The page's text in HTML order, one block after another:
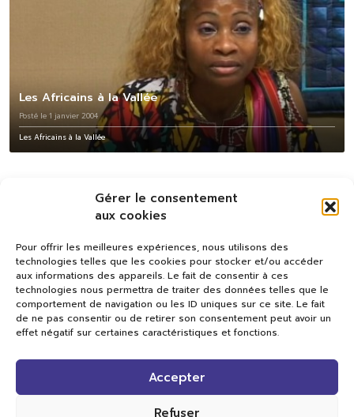
Gérer le consentement
aux cookies
Pour offrir les meilleures expériences, nous utilisons des
technologies telles que les cookies pour stocker et/ou accéder
aux informations des appareils. Le fait de consentir à ces
technologies nous permettra de traiter des données telles que le
comportement de navigation ou les ID uniques sur ce site. Le fait
de ne pas consentir ou de retirer son consentement peut avoir un
effet négatif sur certaines caractéristiques et fonctions.
Accepter
Refuser
Les Africains à la Vallée
Posté le 1 janvier 2004
Les Africains à la Vallée
Val TV
Centre de Compétences Médias
Rue du Pont-Neuf 24